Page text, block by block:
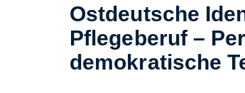
Ostdeutsche
Pflegeberuf –
demokratische